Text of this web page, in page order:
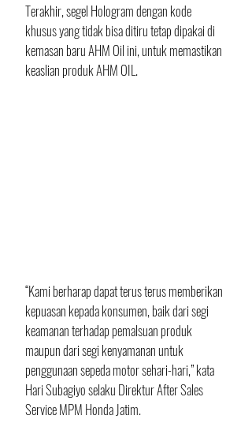
Terakhir, segel Hologram dengan kode
khusus yang tidak bisa ditiru tetap dipakai di
kemasan baru AHM Oil ini, untuk memastikan
keaslian produk AHM OIL.
“Kami berharap dapat terus terus memberikan
kepuasan kepada konsumen, baik dari segi
keamanan terhadap pemalsuan produk
maupun dari segi kenyamanan untuk
penggunaan sepeda motor sehari-hari,” kata
Hari Subagiyo selaku Direktur After Sales
Service MPM Honda Jatim.